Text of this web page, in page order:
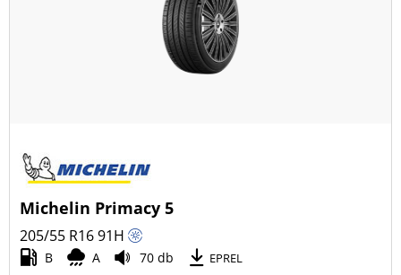
Michelin Primacy 5
205/55 R1691H
B A 70 db EPREL